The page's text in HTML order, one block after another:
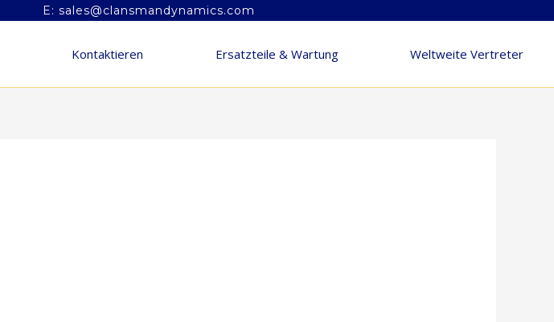
E: sales@clansmandynamics.com
Kontaktieren Ersatzteile & Wartung Weltweite Vertreter